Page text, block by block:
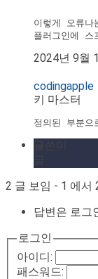
이렇게 오류나
플러그인에 스
2024년 9월
codingapple
키 마스터
정의된 부분으
2 글 보임 - 1 에서
답변은 로그
로그인
아이디:
패스워드: